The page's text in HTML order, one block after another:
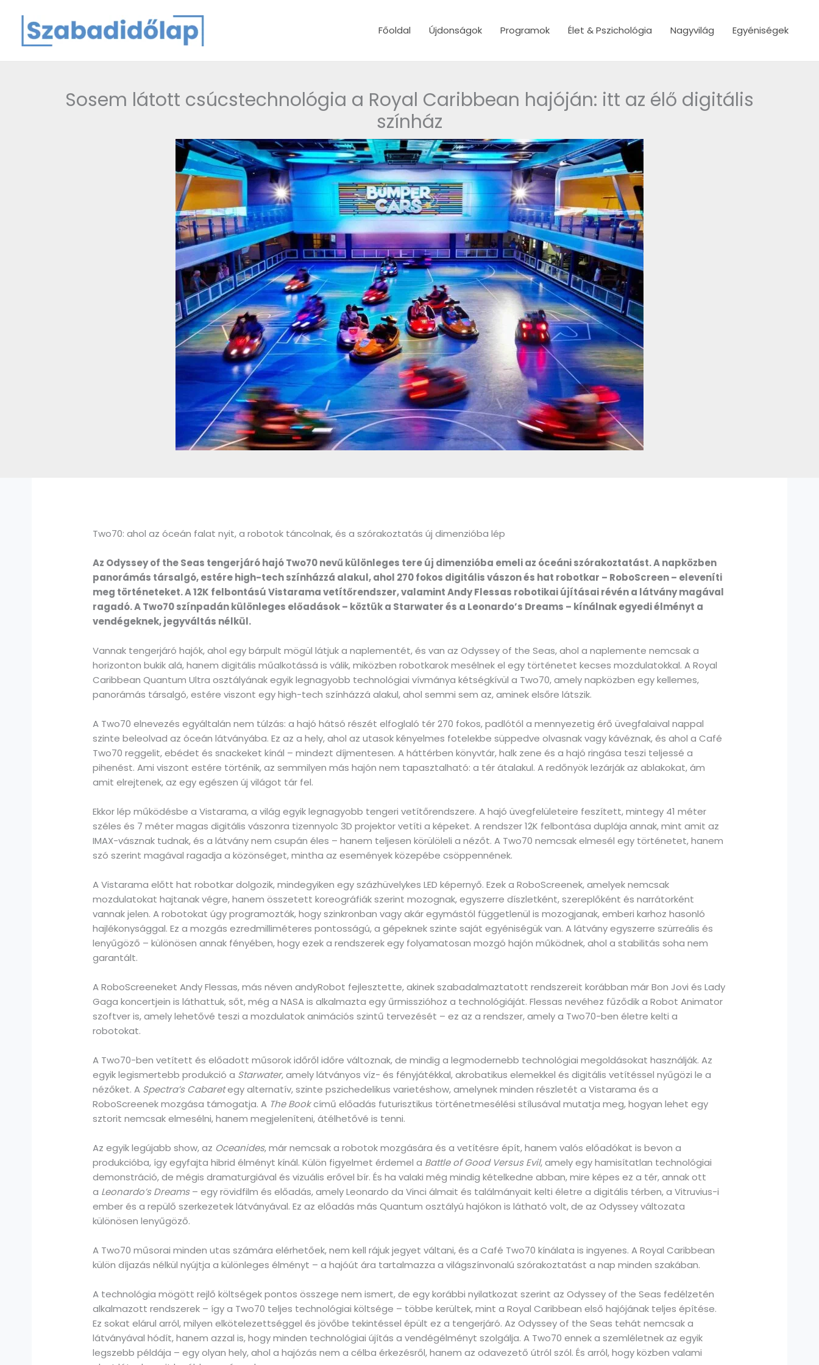
content
Főoldal Újdonságok Programok Élet & Pszichológia Nagyvilág Egyéniségek
Sosem látott csúcstechnológia a Royal Caribbean hajóján: itt az élő digitális
színház
Two70: ahol az óceán falat nyit, a robotok táncolnak, és a szórakoztatás új dimenzióba lép
Az Odyssey of the Seas tengerjáró hajó Two70 nevű különleges tere új dimenzióba emeli az óceáni szórakoztatást. A napközben
panorámás társalgó, estére high-tech színházzá alakul, ahol 270 fokos digitális vászon és hat robotkar – RoboScreen – eleveníti
meg történeteket. A 12K felbontású Vistarama vetítőrendszer, valamint Andy Flessas robotikai újításai révén a látvány magával
ragadó. A Two70 színpadán különleges előadások – köztük a Starwater és a Leonardo’s Dreams – kínálnak egyedi élményt a
vendégeknek, jegyváltás nélkül.
Vannak tengerjáró hajók, ahol egy bárpult mögül látjuk a naplementét, és van az Odyssey of the Seas, ahol a naplemente nemcsak a
horizonton bukik alá, hanem digitális műalkotássá is válik, miközben robotkarok mesélnek el egy történetet kecses mozdulatokkal. A Royal
Caribbean Quantum Ultra osztályának egyik legnagyobb technológiai vívmánya kétségkívül a Two70, amely napközben egy kellemes,
panorámás társalgó, estére viszont egy high-tech színházzá alakul, ahol semmi sem az, aminek elsőre látszik.
A Two70 elnevezés egyáltalán nem túlzás: a hajó hátsó részét elfoglaló tér 270 fokos, padlótól a mennyezetig érő üvegfalaival nappal
szinte beleolvad az óceán látványába. Ez az a hely, ahol az utasok kényelmes fotelekbe süppedve olvasnak vagy kávéznak, és ahol a Café
Two70 reggelit, ebédet és snackeket kínál – mindezt díjmentesen. A háttérben könyvtár, halk zene és a hajó ringása teszi teljessé a
pihenést. Ami viszont estére történik, az semmilyen más hajón nem tapasztalható: a tér átalakul. A redőnyök lezárják az ablakokat, ám
amit elrejtenek, az egy egészen új világot tár fel.
Ekkor lép működésbe a Vistarama, a világ egyik legnagyobb tengeri vetítőrendszere. A hajó üvegfelületeire feszített, mintegy 41 méter
széles és 7 méter magas digitális vászonra tizennyolc 3D projektor vetíti a képeket. A rendszer 12K felbontása duplája annak, mint amit az
IMAX-vásznak tudnak, és a látvány nem csupán éles – hanem teljesen körülöleli a nézőt. A Two70 nemcsak elmesél egy történetet, hanem
szó szerint magával ragadja a közönséget, mintha az események közepébe csöppennének.
A Vistarama előtt hat robotkar dolgozik, mindegyiken egy százhüvelykes LED képernyő. Ezek a RoboScreenek, amelyek nemcsak
mozdulatokat hajtanak végre, hanem összetett koreográfiák szerint mozognak, egyszerre díszletként, szereplőként és narrátorként
vannak jelen. A robotokat úgy programozták, hogy szinkronban vagy akár egymástól függetlenül is mozogjanak, emberi karhoz hasonló
hajlékonysággal. Ez a mozgás ezredmilliméteres pontosságú, a gépeknek szinte saját egyéniségük van. A látvány egyszerre szürreális és
lenyűgöző – különösen annak fényében, hogy ezek a rendszerek egy folyamatosan mozgó hajón működnek, ahol a stabilitás soha nem
garantált.
A RoboScreeneket Andy Flessas, más néven andyRobot fejlesztette, akinek szabadalmaztatott rendszereit korábban már Bon Jovi és Lady
Gaga koncertjein is láthattuk, sőt, még a NASA is alkalmazta egy űrmisszióhoz a technológiáját. Flessas nevéhez fűződik a Robot Animator
szoftver is, amely lehetővé teszi a mozdulatok animációs szintű tervezését – ez az a rendszer, amely a Two70-ben életre kelti a
robotokat.
A Two70-ben vetített és előadott műsorok időről időre változnak, de mindig a legmodernebb technológiai megoldásokat használják. Az
egyik legismertebb produkció a Starwater, amely látványos víz- és fényjátékkal, akrobatikus elemekkel és digitális vetítéssel nyűgözi le a
nézőket. A Spectra’s Cabaretegy alternatív, szinte pszichedelikus varietéshow, amelynek minden részletét a Vistarama és a
RoboScreenek mozgása támogatja. A The Bookcímű előadás futurisztikus történetmesélési stílusával mutatja meg, hogyan lehet egy
sztorit nemcsak elmesélni, hanem megjeleníteni, átélhetővé is tenni.
Az egyik legújabb show, az Oceanides, már nemcsak a robotok mozgására és a vetítésre épít, hanem valós előadókat is bevon a
produkcióba, így egyfajta hibrid élményt kínál. Külön figyelmet érdemel a Battle of Good Versus Evil, amely egy hamisítatlan technológiai
demonstráció, de mégis dramaturgiával és vizuális erővel bír. És ha valaki még mindig kételkedne abban, mire képes ez a tér, annak ott
a Leonardo’s Dreams– egy rövidfilm és előadás, amely Leonardo da Vinci álmait és találmányait kelti életre a digitális térben, a Vitruvius-i
ember és a repülő szerkezetek látványával. Ez az előadás más Quantum osztályú hajókon is látható volt, de az Odyssey változata
különösen lenyűgöző.
A Two70 műsorai minden utas számára elérhetőek, nem kell rájuk jegyet váltani, és a Café Two70 kínálata is ingyenes. A Royal Caribbean
külön díjazás nélkül nyújtja a különleges élményt – a hajóút ára tartalmazza a világszínvonalú szórakoztatást a nap minden szakában.
A technológia mögött rejlő költségek pontos összege nem ismert, de egy korábbi nyilatkozat szerint az Odyssey of the Seas fedélzetén
alkalmazott rendszerek – így a Two70 teljes technológiai költsége – többe kerültek, mint a Royal Caribbean első hajójának teljes építése.
Ez sokat elárul arról, milyen elkötelezettséggel és jövőbe tekintéssel épült ez a tengerjáró. Az Odyssey of the Seas tehát nemcsak a
látványával hódít, hanem azzal is, hogy minden technológiai újítás a vendégélményt szolgálja. A Two70 ennek a szemléletnek az egyik
legszebb példája – egy olyan hely, ahol a hajózás nem a célba érkezésről, hanem az odavezető útról szól. És arról, hogy közben valami